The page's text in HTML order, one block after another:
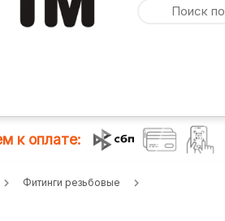
к оплате:
Фитинги резьбовые